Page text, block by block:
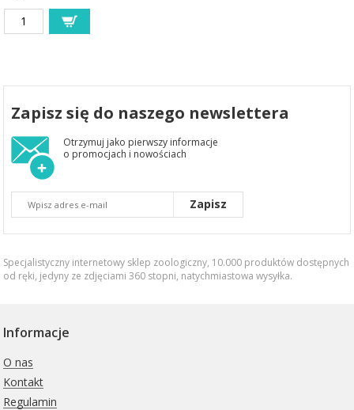
Zapisz się do naszego newslettera
Otrzymuj jako pierwszy informacje
o promocjach i nowościach
Zapisz
Specjalistyczny internetowy sklep zoologiczny, 10.000 produktów dostępnych
od ręki, jedyny ze zdjęciami 360 stopni, natychmiastowa wysyłka.
Informacje
O nas
Kontakt
Regulamin